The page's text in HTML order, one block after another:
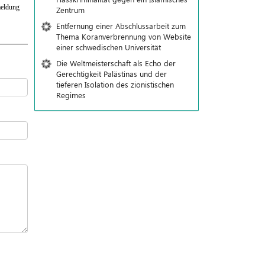
Zentrum
Entfernung einer Abschlussarbeit zum
Thema Koranverbrennung von Website
einer schwedischen Universität
Die Weltmeisterschaft als Echo der
Gerechtigkeit Palästinas und der
tieferen Isolation des zionistischen
Regimes